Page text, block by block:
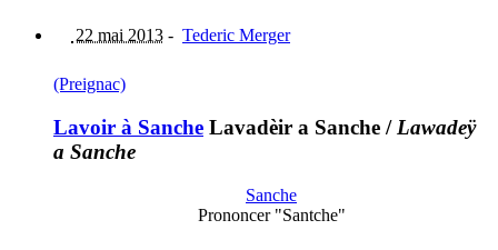
22 mai 2013 - Tederic Merger
(Preignac)
Lavoir à Sanche Lavadèir a Sanche / Lawadeÿ
a Sanche
Sanche
Prononcer "Santche"